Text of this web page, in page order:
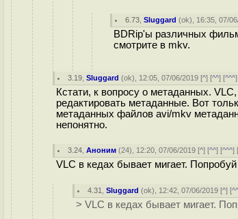
6.73 ,Sluggard (ok), 16:35, 07/
BDRip'ы различных
смотрите в mkv.
3.19 ,Sluggard (ok), 12:05, 07/06/2019 [^] [^^] [^^^
Кстати, к вопросу о метаданных.
редактировать метаданные. Вот
метаданных файлов avi/mkv
непонятно.
3.24 ,Аноним (24), 12:20, 07/06/2019 [^] [^^] [^^^]
VLC в кедах бывает мигает.
4.31 ,Sluggard (ok), 12:42, 07/06/2019 [^] [
> VLC в кедах бывает мигает.